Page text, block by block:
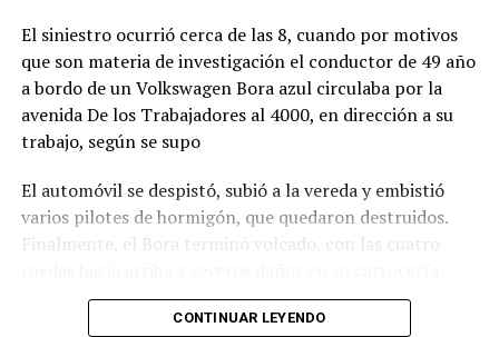
El siniestro ocurrió cerca de las 8, cuando por motivos
que son materia de investigación el conductor de 49 año
a bordo de un Volkswagen Bora azul circulaba por la
avenida De los Trabajadores al 4000, en dirección a su
trabajo, según se supo
El automóvil se despistó, subió a la vereda y embistió
varios pilotes de hormigón, que quedaron destruidos.
Finalmente, el Bora terminó volcado, con las cuatro
Ante el violento impacto, personal médico, Defensa
CONTINUAR LEYENDO